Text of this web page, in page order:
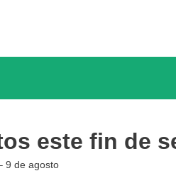
este fin de
9 de agosto